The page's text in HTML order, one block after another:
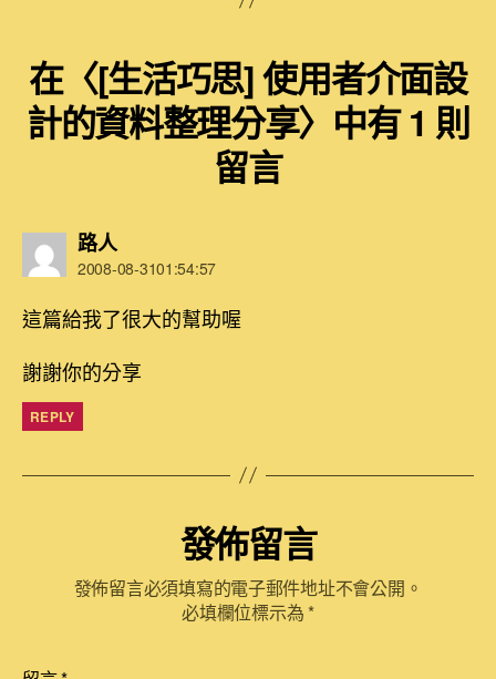
在〈[生活巧思] 使用者介面設
計的資料整理分享〉中有 1 則
留言
路人表
示:
2008-08-3101:54:57
這篇給我了很大的幫助喔
謝謝你的分享
REPLY
發佈留言
發佈留言必須填寫的電子郵件地址不會公開。
必填欄位標示為 *